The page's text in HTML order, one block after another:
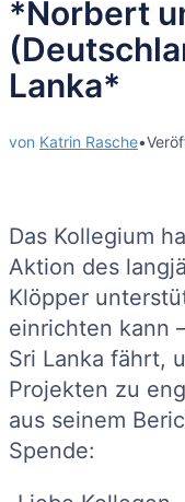
*Norbert
Lanka*
von Katrin Rasche•
Das Kollegium
Aktion des
Klöpper
einrichten kann
Sri Lanka fährt,
Projekten zu
aus seinem
Spende: